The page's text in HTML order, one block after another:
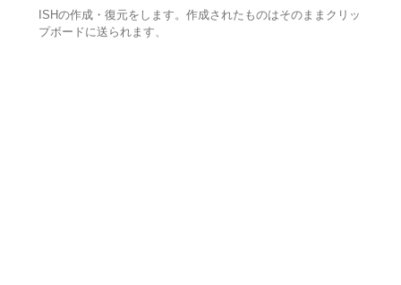
ISHの作成・復元をします。作成されたものはそのままクリッ
プボードに送られます、